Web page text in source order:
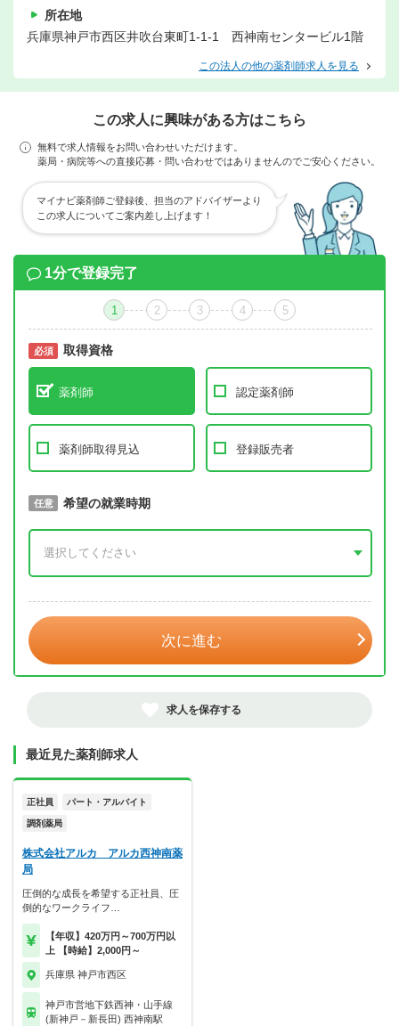
所在地
兵庫県神戸市西区井吹台東町1-1-1 西神南センタービル1階
この法人の他の薬剤師求人を見る
この求人に興味がある方はこちら
無料で求人情報をお問い合わせいただけます。
薬局・病院等への直接応募・問い合わせではありませんのでご安心ください。
マイナビ薬剤師ご登録後、担当のアドバイザーより
この求人についてご案内差し上げます！
1分で登録完了
1 2 3 4 5
必須 取得資格
薬剤師 認定薬剤師
薬剤師取得見込 登録販売者
必須 取得予定年
任意 希望の就業時期
次に進む
求人を保存する
最近見た薬剤師求人
正社員 パート・アルバイト
調剤薬局
株式会社アルカ アルカ西神南薬
局
圧倒的な成長を希望する正社員、圧
倒的なワークライフ…
【年収】420万円～700万円以
上 【時給】2,000円～
兵庫県 神戸市西区
神戸市営地下鉄西神・山手線
(新神戸－新長田) 西神南駅